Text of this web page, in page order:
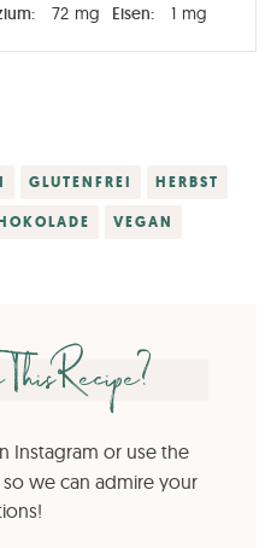
72 mg Eisen: 1 mg
GLUTENFREI HERBST
VEGAN
Recipe?
Instagram or use the
we can admire your